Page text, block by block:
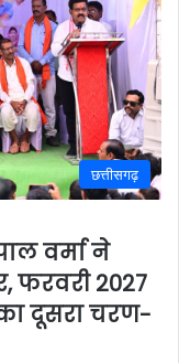
छत्तीसगढ़
वर्मा ने
फरवरी 2027
दूसरा चरण-